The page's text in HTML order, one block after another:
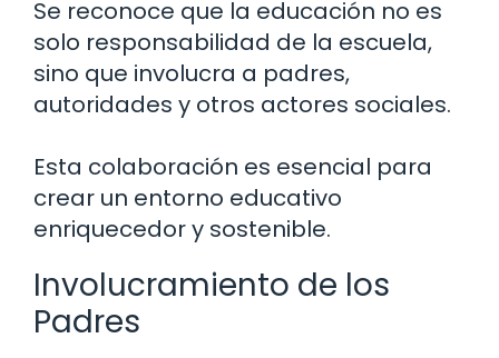
Se reconoce que la educación no es
solo responsabilidad de la escuela,
sino que involucra a padres,
autoridades y otros actores sociales.
Esta colaboración es esencial para
crear un entorno educativo
enriquecedor y sostenible.
Involucramiento de los
Padres